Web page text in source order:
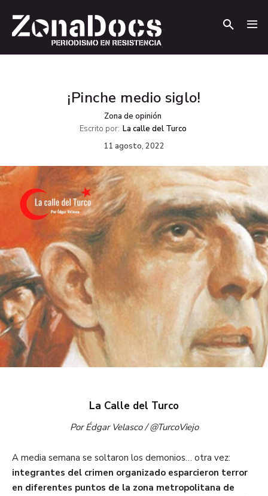
¡Pinche medio siglo!
Zona de opinión
Escrito por: La calle del Turco
11 agosto, 2022
La Calle del Turco
Por Édgar Velasco / @TurcoViejo
A media semana se soltaron los demonios… otra vez:
integrantes del crimen organizado esparcieron terror
en diferentes puntos de la zona metropolitana de